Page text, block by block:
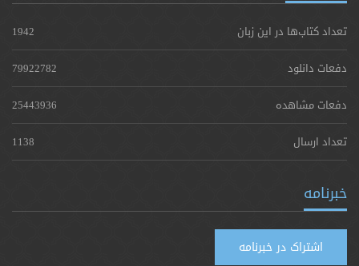
تعداد کتاب‌ها در این زبان
1942
دفعات دانلود
79922782
دفعات مشاهده
25443936
تعداد ارسال
1138
خبرنامه
اشتراک در خبرنامه